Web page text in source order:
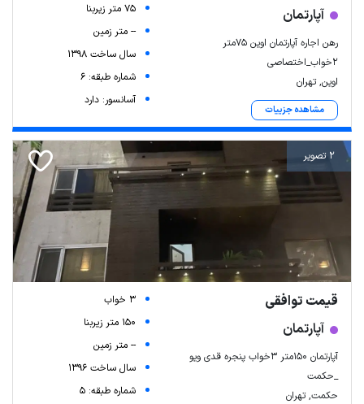
آپارتمان
رهن اجاره آپارتمان اوین ۷۵متر
۲خواب_اختصاصی
اوین, تهران
مشاهده جزییات
75 متر زیربنا
-- متر زمین
سال ساخت 1398
شماره طبقه: 6
آسانسور: دارد
2 تصویر
قیمت توافقی
آپارتمان
آپارتمان ۱۵۰متر ۳خواب پنجره قدی ویو
_حکمت
حکمت, تهران
3 خواب
150 متر زیربنا
-- متر زمین
سال ساخت 1396
شماره طبقه: 5